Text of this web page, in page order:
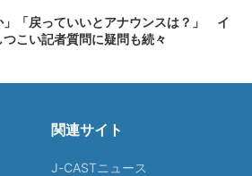
」「戻っていいとアナウンスは？」 イ
こい記者質問に疑問も続々
関連サイト
J-CASTニュース